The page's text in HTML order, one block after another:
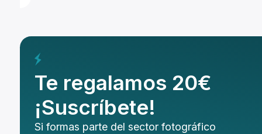
Te regalamos 20€
¡Suscríbete!
Si formas parte del sector fotográfico